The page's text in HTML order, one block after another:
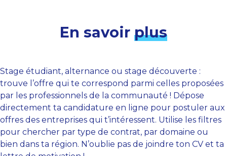
En savoir plus
Stage étudiant, alternance ou stage découverte :
trouve l’offre qui te correspond parmi celles proposées
par les professionnels de la communauté ! Dépose
directement ta candidature en ligne pour postuler aux
offres des entreprises qui t’intéressent. Utilise les filtres
pour chercher par type de contrat, par domaine ou
bien dans ta région. N’oublie pas de joindre ton CV et ta